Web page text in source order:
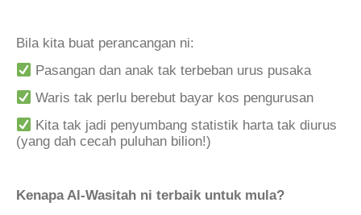
Bila kita buat perancangan ni:
Pasangan dan anak tak terbeban urus pusaka
Waris tak perlu berebut bayar kos pengurusan
Kita tak jadi penyumbang statistik harta tak diurus
(yang dah cecah puluhan bilion!)
Kenapa Al-Wasitah ni terbaik untuk mula?